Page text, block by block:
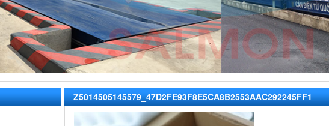
Z5014505145579_47D2FE93F8E5CA8B2553AAC292245FF1